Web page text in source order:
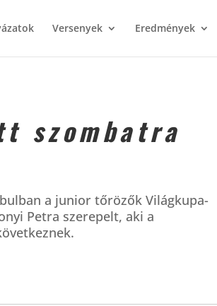
Versenyek Eredmények
szombatra
a junior tőrözők Világkupa-
Petra szerepelt, aki a